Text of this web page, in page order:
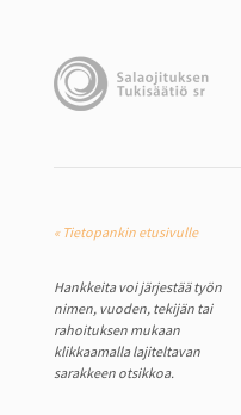
« Tietopankin etusivulle
Hankkeita voi järjestää työn
nimen, vuoden, tekijän tai
rahoituksen mukaan
klikkaamalla lajiteltavan
sarakkeen otsikkoa.